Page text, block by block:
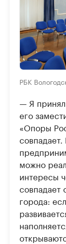
РБК
— Я
его
«Опоры
можно
интересы
совпадает
города: